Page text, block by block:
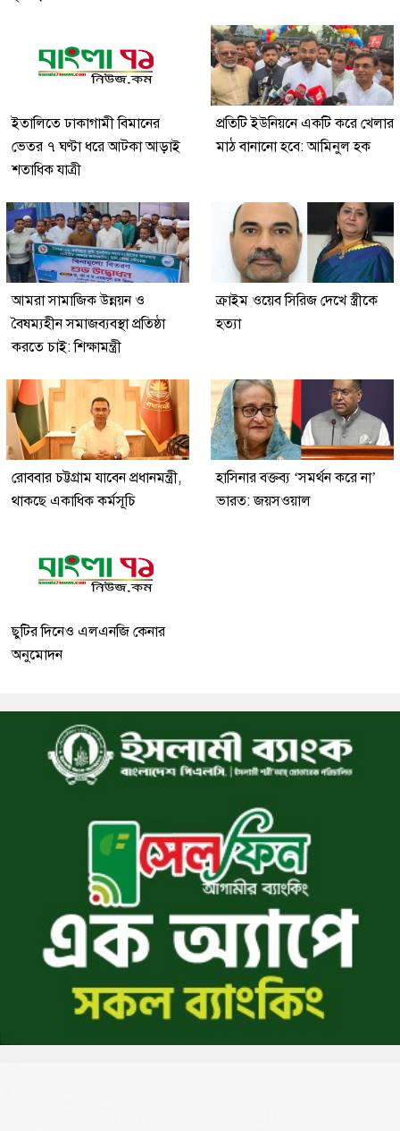
ইতালিতে ঢাকাগামী বিমানের
ভেতর ৭ ঘণ্টা ধরে আটকা আড়াই
শতাধিক যাত্রী
প্রতিটি ইউনিয়নে একটি করে খেলার
মাঠ বানানো হবে: আমিনুল হক
আমরা সামাজিক উন্নয়ন ও
বৈষম্যহীন সমাজব্যবস্থা প্রতিষ্ঠা
করতে চাই: শিক্ষামন্ত্রী
ক্রাইম ওয়েব সিরিজ দেখে স্ত্রীকে
হত্যা
রোববার চট্টগ্রাম যাবেন প্রধানমন্ত্রী,
থাকছে একাধিক কর্মসূচি
হাসিনার বক্তব্য ‘সমর্থন করে না’
ভারত: জয়সওয়াল
ছুটির দিনেও এলএনজি কেনার
অনুমোদন